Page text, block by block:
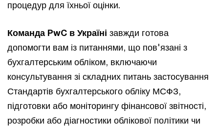
процедур для їхньої оцінки.
Команда PwC в Україні завжди готова
допомогти вам із питаннями, що пов'язані з
бухгалтерським обліком, включаючи
консультування зі складних питань застосування
Стандартів бухгалтерського обліку МСФЗ,
підготовки або моніторингу фінансової звітності,
розробки або діагностики облікової політики чи